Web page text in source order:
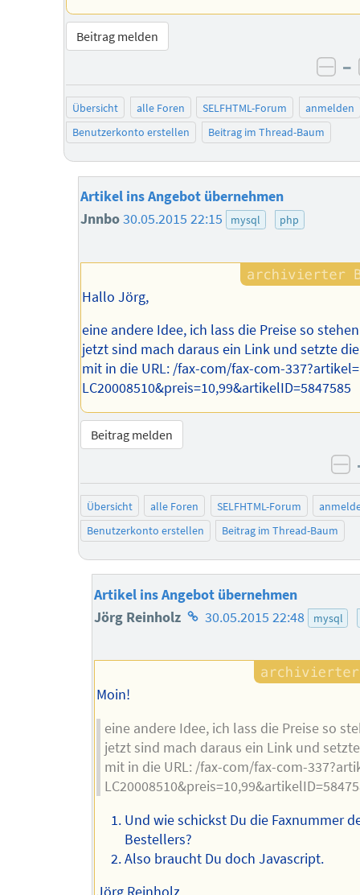
Beitrag melden
–
Übersicht alle Foren SELFHTML-Forum
anmelden
Benutzerkonto erstellen
Beitrag im Thread-Baum
Artikel ins Angebot übernehmen
Jnnbo30.05.2015 22:15 mysql php
Hallo Jörg,
eine andere Idee, ich lass die Preise so
jetzt sind mach daraus ein Link und setzte
mit in die URL: /fax-com/fax-com-
LC20008510&preis=10,99&artikelID=5847585
Beitrag melden
Übersicht alle Foren SELFHTML-Forum
Benutzerkonto erstellen
Beitrag im Thread-Baum
Artikel ins Angebot übernehmen
Jörg Reinholz Homepage
Autors
30.05.2015 22:48 mysql
Moin!
eine andere Idee, ich lass die Preise so
jetzt sind mach daraus ein Link und
mit in die URL: /fax-com/fax-com-
Und wie schickst Du die Faxnummer
Bestellers?
Also braucht Du doch Javascript.